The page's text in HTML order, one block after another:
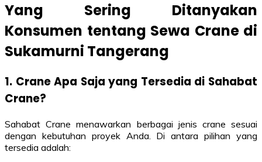
Yang Sering Ditanyakan
Konsumen tentang Sewa Crane di
Sukamurni Tangerang
1. Crane Apa Saja yang Tersedia di Sahabat
Crane?
Sahabat Crane menawarkan berbagai jenis crane sesuai
dengan kebutuhan proyek Anda. Di antara pilihan yang
tersedia adalah: